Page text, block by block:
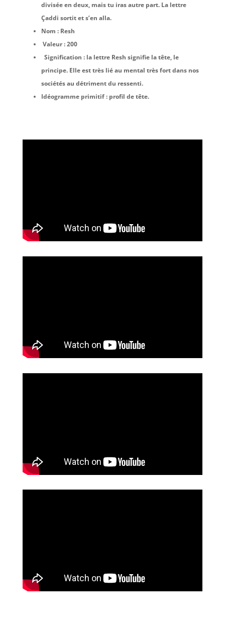
divisée en deux, mais tu iras autre part. La lettre
Çaddi sortit et s’en alla.
Nom : Resh
Valeur : 200
Signification : la lettre Resh signifie la tête, le
principe. Elle est très lié au mental très fort dans nos
sociétés au détriment du ressenti.
Idéogramme primitif : profil de tête.